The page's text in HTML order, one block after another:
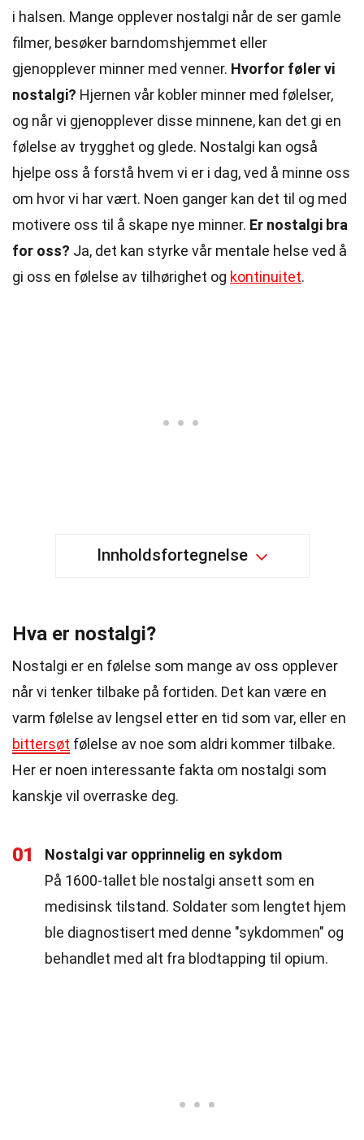
i halsen. Mange opplever nostalgi når de ser gamle
filmer, besøker barndomshjemmet eller
gjenopplever minner med venner. Hvorfor føler vi
nostalgi? Hjernen vår kobler minner med følelser,
og når vi gjenopplever disse minnene, kan det gi en
følelse av trygghet og glede. Nostalgi kan også
hjelpe oss å forstå hvem vi er i dag, ved å minne oss
om hvor vi har vært. Noen ganger kan det til og med
motivere oss til å skape nye minner. Er nostalgi bra
for oss? Ja, det kan styrke vår mentale helse ved å
gi oss en følelse av tilhørighet og kontinuitet.
Innholdsfortegnelse
Hva er nostalgi?
Nostalgi er en følelse som mange av oss opplever
når vi tenker tilbake på fortiden. Det kan være en
varm følelse av lengsel etter en tid som var, eller en
bittersøt følelse av noe som aldri kommer tilbake.
Her er noen interessante fakta om nostalgi som
kanskje vil overraske deg.
01
Nostalgi var opprinnelig en sykdom
På 1600-tallet ble nostalgi ansett som en
medisinsk tilstand. Soldater som lengtet hjem
ble diagnostisert med denne "sykdommen" og
behandlet med alt fra blodtapping til opium.